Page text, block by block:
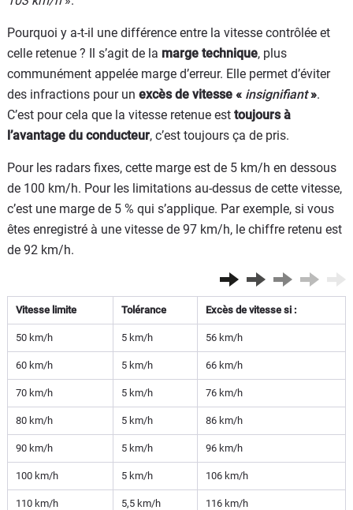
Pourquoi y a-t-il une différence entre la vitesse contrôlée et
celle retenue ? Il s’agit de la marge technique, plus
communément appelée marge d’erreur. Elle permet d’éviter
des infractions pour un excès de vitesse « insignifiant».
C’est pour cela que la vitesse retenue est toujours à
l’avantage du conducteur, c’est toujours ça de pris.
Pour les radars fixes, cette marge est de 5 km/h en dessous
de 100 km/h. Pour les limitations au-dessus de cette vitesse,
c’est une marge de 5 % qui s’applique. Par exemple, si vous
êtes enregistré à une vitesse de 97 km/h, le chiffre retenu est
de 92 km/h.
Vitesse limite Tolérance Excès de vitesse si :
50 km/h 5 km/h 56 km/h
60 km/h 5 km/h 66 km/h
70 km/h 5 km/h 76 km/h
80 km/h 5 km/h 86 km/h
90 km/h 5 km/h 96 km/h
100 km/h 5 km/h 106 km/h
110 km/h 5,5 km/h 116 km/h